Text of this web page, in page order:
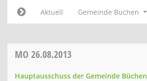
Aktuell
Gemeinde Büchen
MO 26.08.2013
Hauptausschuss der Gemeinde Büchen